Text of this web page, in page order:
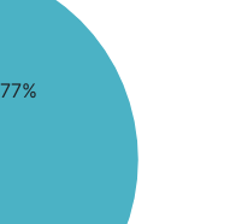
77%